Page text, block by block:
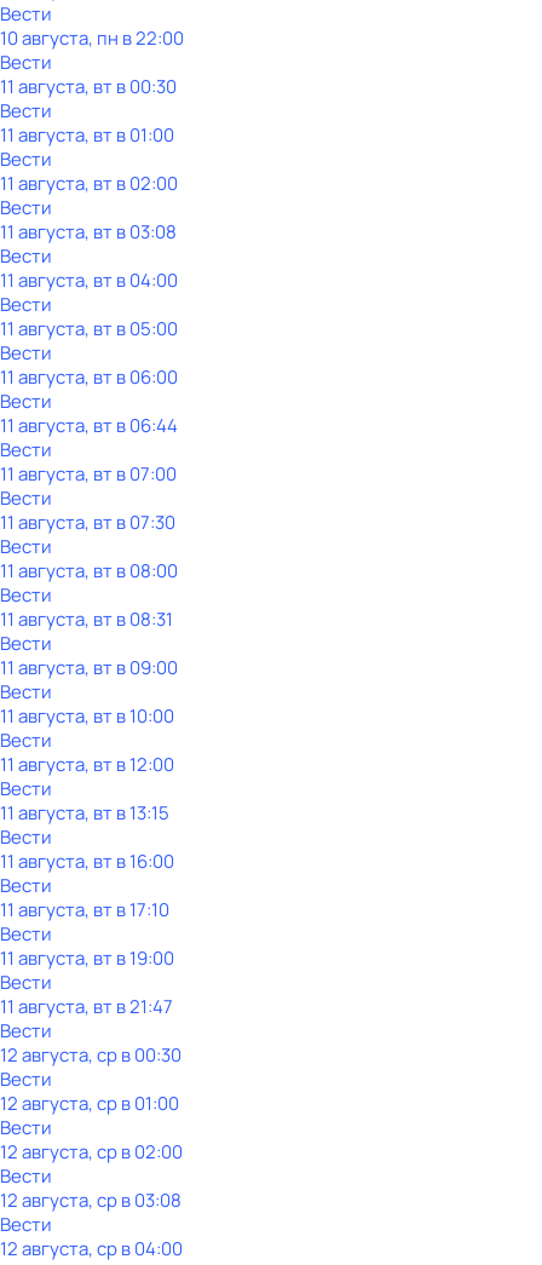
Вести
10 августа, пн в 22:00
Вести
11 августа, вт в 00:30
Вести
11 августа, вт в 01:00
Вести
11 августа, вт в 02:00
Вести
11 августа, вт в 03:08
Вести
11 августа, вт в 04:00
Вести
11 августа, вт в 05:00
Вести
11 августа, вт в 06:00
Вести
11 августа, вт в 06:44
Вести
11 августа, вт в 07:00
Вести
11 августа, вт в 07:30
Вести
11 августа, вт в 08:00
Вести
11 августа, вт в 08:31
Вести
11 августа, вт в 09:00
Вести
11 августа, вт в 10:00
Вести
11 августа, вт в 12:00
Вести
11 августа, вт в 13:15
Вести
11 августа, вт в 16:00
Вести
11 августа, вт в 17:10
Вести
11 августа, вт в 19:00
Вести
11 августа, вт в 21:47
Вести
12 августа, ср в 00:30
Вести
12 августа, ср в 01:00
Вести
12 августа, ср в 02:00
Вести
12 августа, ср в 03:08
Вести
12 августа, ср в 04:00